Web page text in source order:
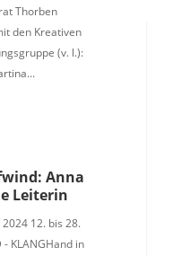
Thorben
den Kreativen
(v. l.):
Anna
Leiterin
12. bis 28.
KLANGHand in